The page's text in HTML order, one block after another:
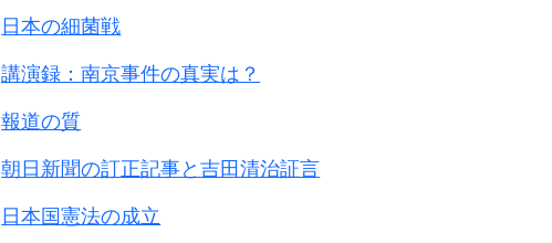
日本の細菌戦
講演録：南京事件の真実は？
報道の質
朝日新聞の訂正記事と吉田清治証言
日本国憲法の成立